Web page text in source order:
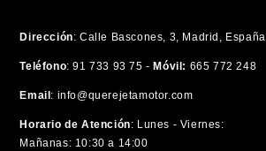
Dirección: Calle Bascones, 3, Madrid, España
Teléfono: 91 733 93 75 - Móvil: 665 772 248
Email : info@querejetamotor.com
Horario de Atención: Lunes - Viernes:
Mañanas: 10:30 a 14:00